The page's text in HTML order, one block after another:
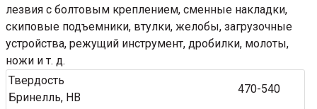
лезвия с болтовым креплением, сменные накладки,
скиповые подъемники, втулки, желобы, загрузочные
устройства, режущий инструмент, дробилки, молоты,
ножи и т. д.
Твердость
Бринелль, HB
470-540